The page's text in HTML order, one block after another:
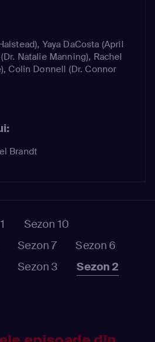
, Yaya DaCosta (April
Natalie Manning), Rachel
,Colin Donnell (Dr. Connor
Brandt
Sezon 10
Sezon 7
Sezon 6
Sezon 3
Sezon 2